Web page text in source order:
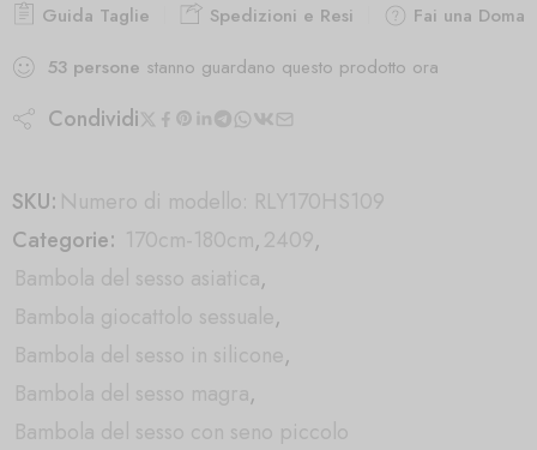
Guida Taglie Spedizioni e Resi
Fai una
53 persone stanno guardano questo prodotto ora
Condividi
SKU: Numero di modello: RLY170HS109
Categorie: 170cm-180cm,2409,
Bambola del sesso asiatica,
Bambola giocattolo sessuale,
Bambola del sesso in silicone,
Bambola del sesso magra,
Bambola del sesso con seno piccolo